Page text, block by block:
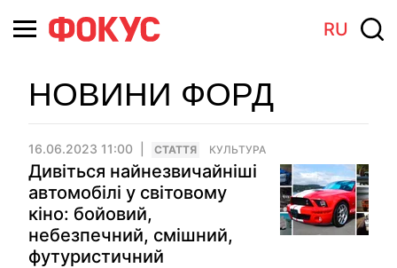
RU
НОВИНИ ФОРД
16.06.2023 11:00 СТАТТЯ КУЛЬТУРА
Дивіться найнезвичайніші
автомобілі у світовому
кіно: бойовий,
небезпечний, смішний,
футуристичний